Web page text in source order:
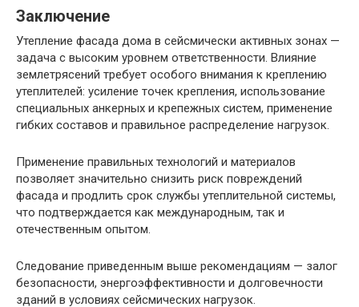
Заключение
Утепление фасада дома в сейсмически активных зонах —
задача с высоким уровнем ответственности. Влияние
землетрясений требует особого внимания к креплению
утеплителей: усиление точек крепления, использование
специальных анкерных и крепежных систем, применение
гибких составов и правильное распределение нагрузок.
Применение правильных технологий и материалов
позволяет значительно снизить риск повреждений
фасада и продлить срок службы утеплительной системы,
что подтверждается как международным, так и
отечественным опытом.
Следование приведенным выше рекомендациям — залог
безопасности, энергоэффективности и долговечности
зданий в условиях сейсмических нагрузок.